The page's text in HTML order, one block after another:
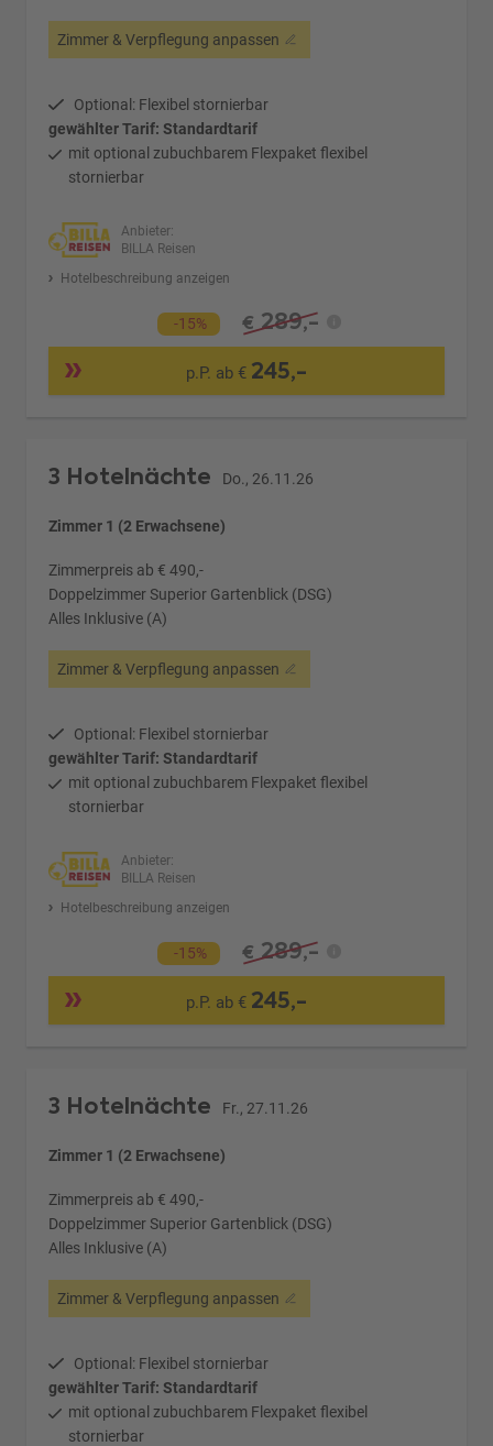
Zimmer & Verpflegung anpassen
Optional: Flexibel stornierbar
gewählter Tarif: Standardtarif
mit optional zubuchbarem Flexpaket flexibel
stornierbar
Anbieter:
BILLA Reisen
Hotelbeschreibung anzeigen
-15% € 289,-
p.P. ab € 245,-
3 Hotelnächte Do., 26.11.26
Zimmer 1 (2 Erwachsene)
Zimmerpreis ab € 490,-
Doppelzimmer Superior Gartenblick (DSG)
Alles Inklusive (A)
Zimmer & Verpflegung anpassen
Optional: Flexibel stornierbar
gewählter Tarif: Standardtarif
mit optional zubuchbarem Flexpaket flexibel
stornierbar
Anbieter:
BILLA Reisen
Hotelbeschreibung anzeigen
-15% € 289,-
p.P. ab € 245,-
3 Hotelnächte Fr., 27.11.26
Zimmer 1 (2 Erwachsene)
Zimmerpreis ab € 490,-
Doppelzimmer Superior Gartenblick (DSG)
Alles Inklusive (A)
Zimmer & Verpflegung anpassen
Optional: Flexibel stornierbar
gewählter Tarif: Standardtarif
mit optional zubuchbarem Flexpaket flexibel
stornierbar